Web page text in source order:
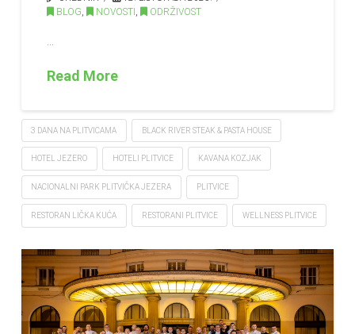
BLOG
NOVOSTI ODRŽIVOST
Read More
3 DANA NA PLITVICAMA BLACK RIVER STEAK & PASTA HOUSE
HOTEL JEZERO HOTELI PLITVICE KAVANA KOZJAK
NACIONALNI PARK PLITVIČKA JEZERA PLITVICE
RESTORAN LIČKA KUĆA RESTORANI PLITVICE WELLNESS PLITVICE